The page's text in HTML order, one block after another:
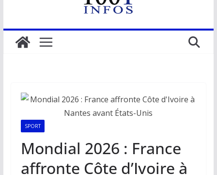
SPORT
Mondial 2026 : France
affronte Côte d’Ivoire à